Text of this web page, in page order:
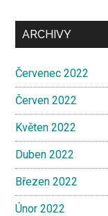
ARCHIVY
Červenec 2022
Červen 2022
Květen 2022
Duben 2022
Březen 2022
Únor 2022